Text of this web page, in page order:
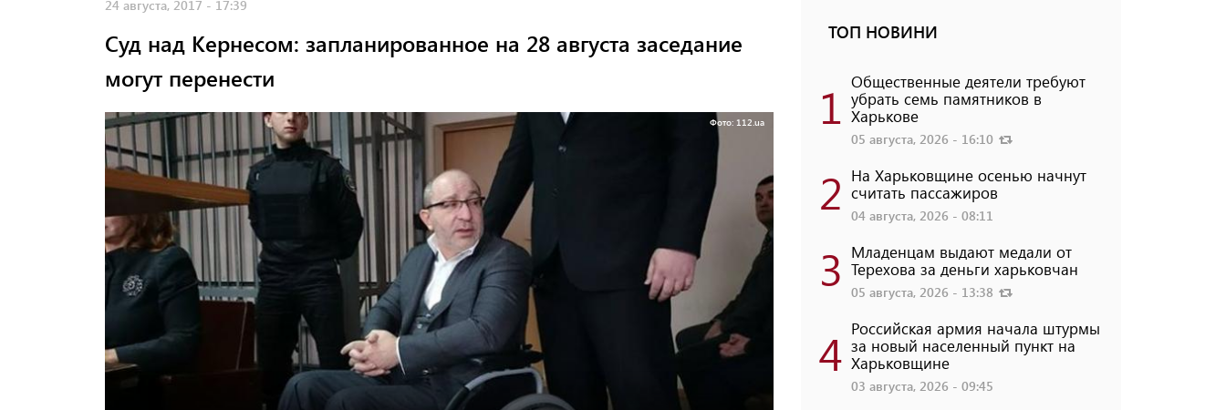
24 августа, 2017 - 17:39
Суд над Кернесом: запланированное на 28 августа заседание
могут перенести
Фото: 112.ua
ТОП НОВИНИ
1 Общественные деятели требуют
убрать семь памятников в
Харькове
05 августа, 2026 - 16:10
2 На Харьковщине осенью начнут
считать пассажиров
04 августа, 2026 - 08:11
3 Младенцам выдают медали от
Терехова за деньги харьковчан
05 августа, 2026 - 13:38
4 Российская армия начала штурмы
за новый населенный пункт на
Харьковщине
03 августа, 2026 - 09:45